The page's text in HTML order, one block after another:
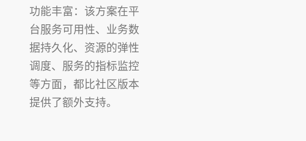
功能丰富：该方案在平
台服务可用性、业务数
据持久化、资源的弹性
调度、服务的指标监控
等方面，都比社区版本
提供了额外支持。